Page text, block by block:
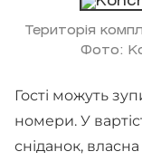
Територія
Фото:
Гості можуть
номери. У
сніданок,